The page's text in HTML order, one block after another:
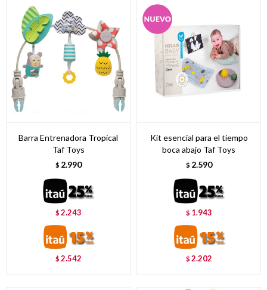
Barra Entrenadora Tropical
Taf Toys
$ 2.990
$2.243
$2.542
Kit esencial para el tiempo
boca abajo Taf Toys
$ 2.590
$ 1.943
$2.202